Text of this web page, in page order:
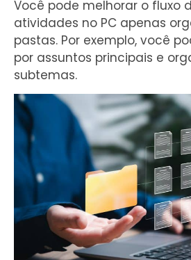
Você pode melhorar o fluxo
atividades no PC apenas
pastas. Por exemplo, você
por assuntos principais e
subtemas.